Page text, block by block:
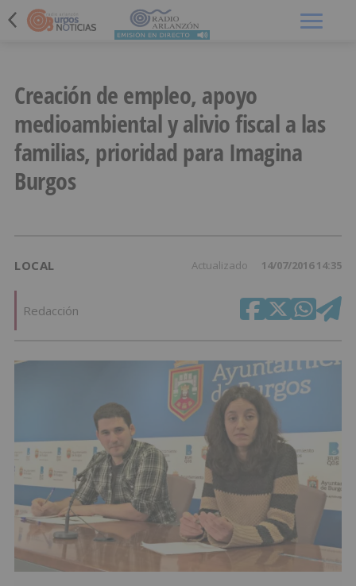
Creación de empleo, apoyo
medioambiental y alivio fiscal a las
familias, prioridad para Imagina
Burgos
LOCAL Actualizado 14/07/2016 14:35
Redacción